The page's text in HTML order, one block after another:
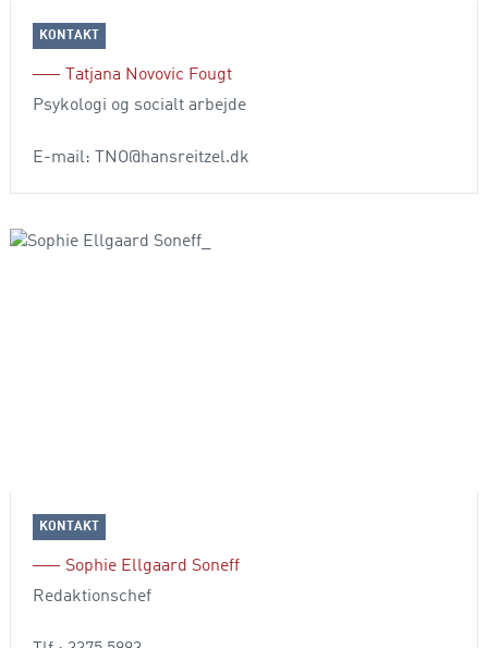
KONTAKT
Tatjana Novovic Fougt
Psykologi og socialt arbejde
E-mail: TNO@hansreitzel.dk
KONTAKT
Sophie Ellgaard Soneff
Redaktionschef